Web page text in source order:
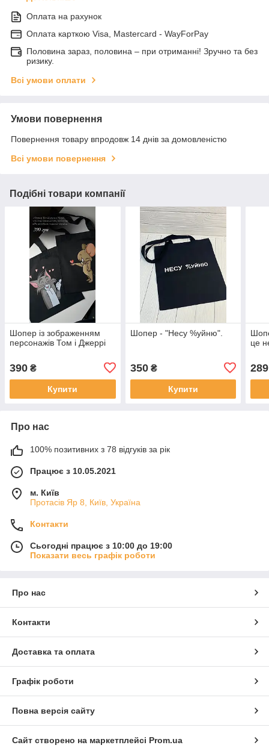
Оплата на рахунок
Оплата карткою Visa, Mastercard - WayForPay
Половина зараз, половина – при отриманні! Зручно та без
ризику.
Всі умови оплати
Умови повернення
Повернення товару впродовж 14 днів за домовленістю
Всі умови повернення
Подібні товари компанії
Шопер із зображенням
персонажів Том і Джеррі
390 ₴
Купити
Шопер - "Несу %уйню".
350₴
Купити
це
289
Про нас
100% позитивних з 78 відгуків за рік
Працює з 10.05.2021
м. Київ
Протасів Яр 8, Київ, Україна
Контакти
Сьогодні працює з 10:00 до 19:00
Показати весь графік роботи
Про нас
Контакти
Доставка та оплата
Графік роботи
Повна версія сайту
Сайт створено на маркетплейсі Prom.ua